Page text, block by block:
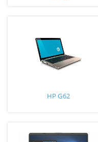
HP G62